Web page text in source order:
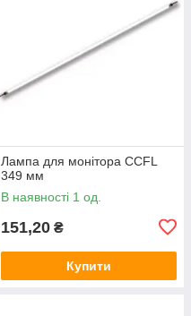
Лампа для монітора CCFL
349 мм
В наявності 1 од.
151,20 ₴
Купити